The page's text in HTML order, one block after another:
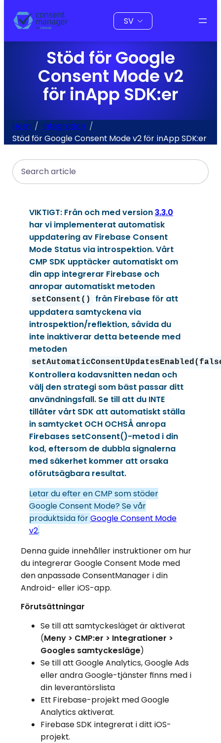
innehåll
Välj
ett
språk
Stöd för Google
Consent Mode v2
för inApp SDK:er
Hem
Integration
Stöd för Google Consent Mode v2 för inApp SDK:er
Search
VIKTIGT: Från och med version3.3.0
har vi implementerat automatisk
uppdatering av Firebase Consent
Mode Status via introspektion. Vårt
CMP SDK upptäcker automatiskt om
din app integrerar Firebase och
anropar automatiskt metoden
setConsent()
från Firebase för att
uppdatera samtyckena via
introspektion/reflektion, såvida du
inte inaktiverar detta beteende med
metoden
Kontrollera kodavsnitten nedan och
välj den strategi som bäst passar ditt
användningsfall. Se till att du INTE
tillåter vårt SDK att automatiskt ställa
in samtycket OCH OCHSÅ anropa
Firebases setConsent()-metod i din
kod, eftersom de dubbla signalerna
med säkerhet kommer att orsaka
oförutsägbara resultat.
Letar du efter en CMP som stöder
Google Consent Mode? Se vår
produktsida förGoogle Consent Mode
v2.
Denna guide innehåller instruktioner om hur
du integrerar Google Consent Mode med
den anpassade ConsentManager i din
Android- eller iOS-app.
Förutsättningar
Se till att samtyckesläget är aktiverat
(Meny > CMP:er > Integrationer >
Googles samtyckesläge)
Se till att Google Analytics, Google Ads
eller andra Google-tjänster finns med i
din leverantörslista
Ett Firebase-projekt med Google
Analytics aktiverat.
Firebase SDK integrerat i ditt iOS-
projekt.